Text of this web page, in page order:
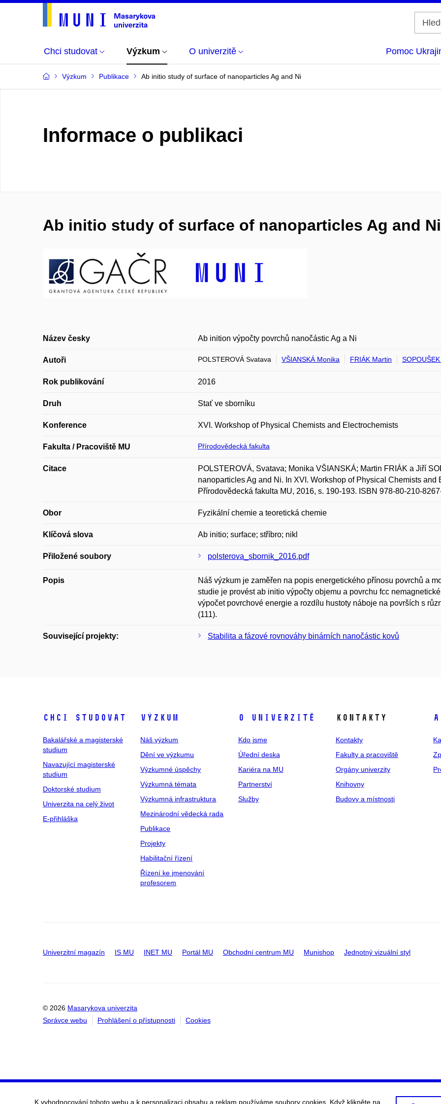
Chci studovat Výzkum O univerzitě Pomoc
Výzkum Publikace Ab initio study of surface of nanoparticles Ag and Ni
Informace o publikaci
Ab initio study of surface of nanoparticles Ag and Ni
Název česky Ab inition výpočty povrchů nanočástic Ag a Ni
Autoři POLSTEROVÁ Svatava VŠIANSKÁ Monika FRIÁK Martin
Rok publikování 2016
Druh Stať ve sborníku
Konference XVI. Workshop of Physical Chemists and Electrochemists
Fakulta / Pracoviště MU Přírodovědecká fakulta
Citace
POLSTEROVÁ, Svatava; Monika VŠIANSKÁ; Martin FRIÁK a Jiří
nanoparticles Ag and Ni. In XVI. Workshop of Physical Chemists and
Přírodovědecká fakulta MU, 2016, s. 190-193. ISBN 978-80-210-
Obor Fyzikální chemie a teoretická chemie
Klíčová slova Ab initio; surface; stříbro; nikl
Přiložené soubory polsterova_sbornik_2016.pdf
Popis
Náš výzkum je zaměřen na popis energetického přínosu povrchů a
studie je provést ab initio výpočty objemu a povrchu fcc
výpočet povrchové energie a rozdílu hustoty náboje na površích s
(111).
Související projekty: Stabilita a fázové rovnováhy binárních nanočástic kovů
Chci studovat
Bakalářské a magisterské
studium
Navazující magisterské
studium
Doktorské studium
Univerzita na celý život
E-přihláška
Výzkum
Náš výzkum
Dění ve výzkumu
Výzkumné úspěchy
Výzkumná témata
Výzkumná infrastruktura
Mezinárodní vědecká rada
Publikace
Projekty
Habilitační řízení
Řízení ke jmenování
profesorem
O univerzitě
Kdo jsme
Úřední deska
Kariéra na MU
Partnerství
Služby
Kontakty
Kontakty
Fakulty a pracoviště
Orgány univerzity
Knihovny
Budovy a místnosti
Univerzitní magazín IS MU INET MU Portál MU Obchodní centrum MU Munishop Jednotný vizuální styl
© 2026 Masarykova univerzita
Správce webu
Prohlášení o přístupnosti Cookies
K vyhodnocování tohoto webu a k personalizaci obsahu a reklam používáme soubory cookies. Když klikněte na